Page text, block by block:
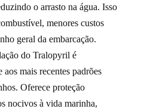
o arrasto na água. Isso
menores custos
geral da embarcação.
do Tralopyril é
mais recentes padrões
Oferece proteção
nocivos à vida marinha,